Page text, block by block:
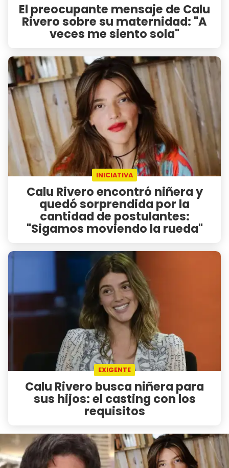
El preocupante mensaje de Calu
Rivero sobre su maternidad: "A
veces me siento sola"
INICIATIVA
Calu Rivero encontró niñera y
quedó sorprendida por la
cantidad de postulantes:
"Sigamos moviendo la rueda"
EXIGENTE
Calu Rivero busca niñera para
sus hijos: el casting con los
requisitos